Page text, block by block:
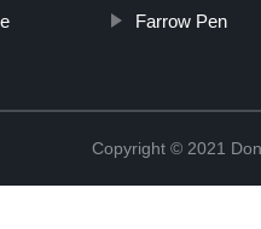
Farrow Pen
Copyright © 2021